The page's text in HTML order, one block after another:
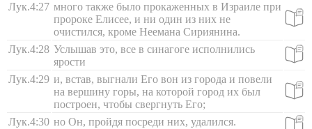
Лук.4:27 много также было прокаженных в Израиле при
пророке Елисее, и ни один из них не
очистился, кроме Неемана Сириянина.
Лук.4:28 Услышав это, все в синагоге исполнились
ярости
Лук.4:29 и, встав, выгнали Его вон из города и повели
на вершину горы, на которой город их был
построен, чтобы свергнуть Его;
Лук.4:30 но Он, пройдя посреди них, удалился.